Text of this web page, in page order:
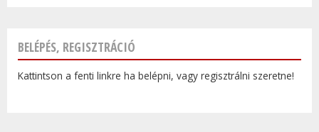
BELÉPÉS, REGISZTRÁCIÓ
Kattintson a fenti linkre ha belépni, vagy regisztrálni szeretne!